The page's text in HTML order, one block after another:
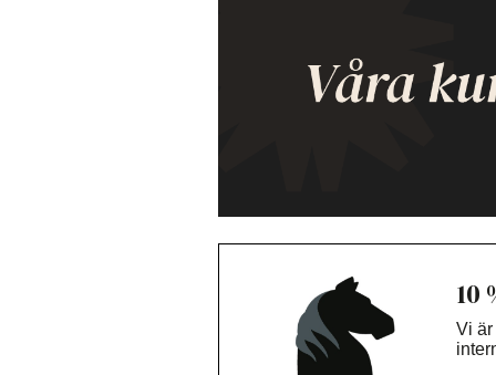
10
Vi är